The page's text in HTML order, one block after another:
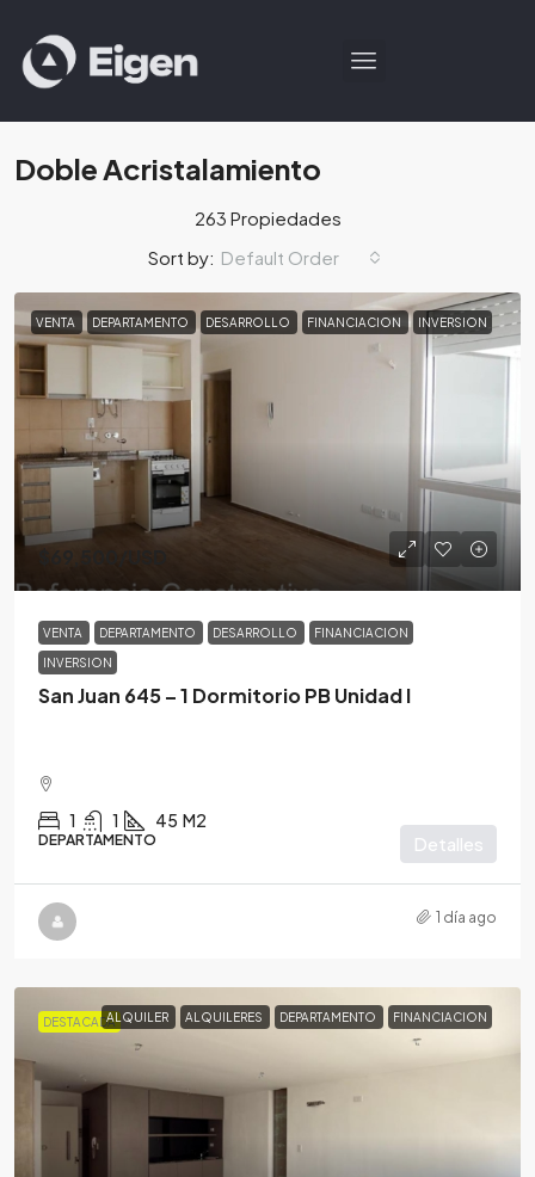
Doble Acristalamiento
263 Propiedades
Sort by: Default Order
VENTA DEPARTAMENTO DESARROLLO FINANCIACION INVERSION
$69,500
VENTA DEPARTAMENTO DESARROLLO FINANCIACION
INVERSION
San Juan 645 – 1 Dormitorio PB Unidad I
1 1 45 M2
DEPARTAMENTO Detalles
1 día ago
DESTACADAALQUILER ALQUILERES DEPARTAMENTO FINANCIACION